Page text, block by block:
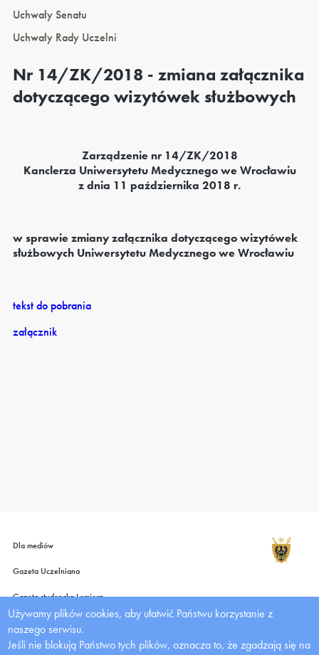
Uchwały Senatu
Uchwały Rady Uczelni
Nr 14/ZK/2018 - zmiana załącznika
dotyczącego wizytówek służbowych
Zarządzenie nr 14/ZK/2018
Kanclerza Uniwersytetu Medycznego we Wrocławiu
z dnia 11 października 2018 r.
w sprawie zmiany załącznika dotyczącego wizytówek
służbowych Uniwersytetu Medycznego we Wrocławiu
tekst do pobrania
załącznik
Dla mediów
Gazeta Uczelniana
Gazeta studencka Lemiesz
Wydawnictwo UMW
Deklaracja dostępności
Używamy plików cookies, aby ułatwić Państwu korzystanie z
naszego serwisu.
Jeśli nie blokują Państwo tych plików, oznacza to, że zgadzają się na